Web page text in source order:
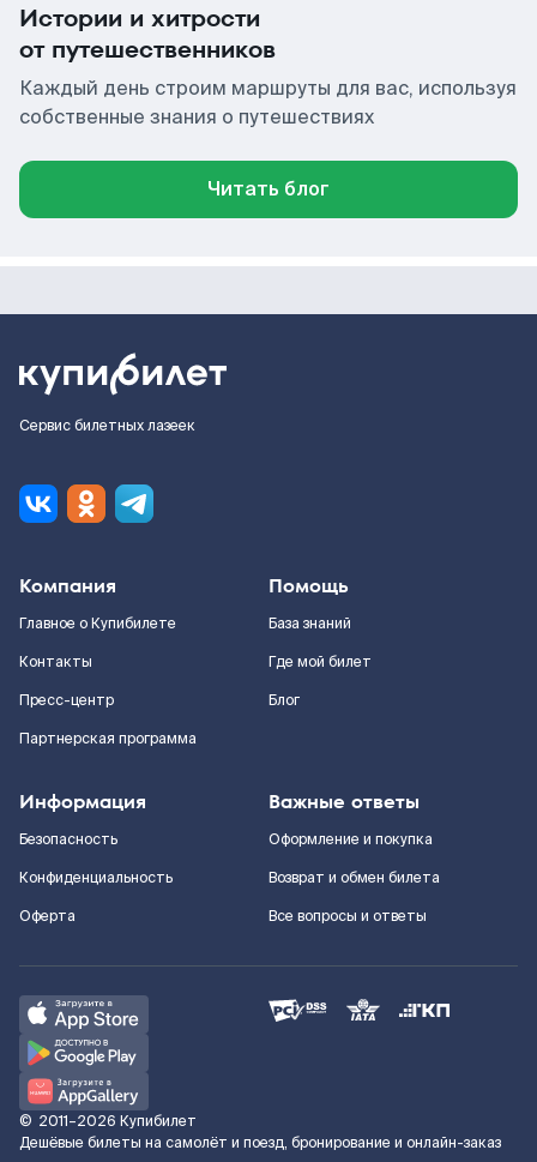
Истории и хитрости
от путешественников
Каждый день строим маршруты для вас, используя
собственные знания о путешествиях
Читать блог
Сервис билетных лазеек
Компания
Главное о Купибилете
Контакты
Пресс-центр
Партнерская программа
Помощь
База знаний
Где мой билет
Блог
Информация
Безопасность
Конфиденциальность
Оферта
Важные ответы
Оформление и покупка
Возврат и обмен билета
Все вопросы и ответы
© 2011–2026 Купибилет
Дешёвые билеты на самолёт и поезд, бронирование и онлайн-заказ